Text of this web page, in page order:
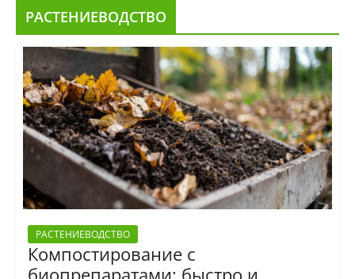
РАСТЕНИЕВОДСТВО
РАСТЕНИЕВОДСТВО
Компостирование с
биопрепаратами: быстро и